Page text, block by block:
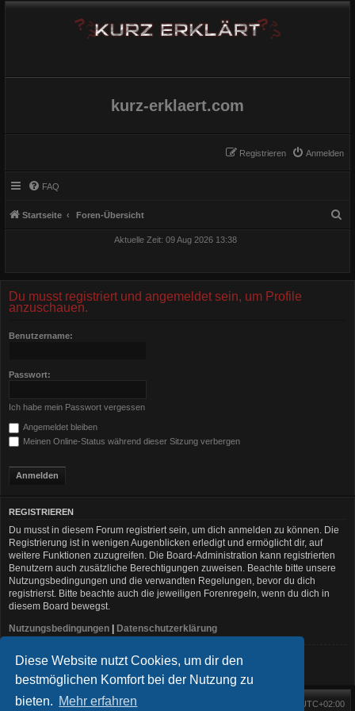
Diese Website nutzt Cookies, um dir den
bestmöglichen Komfort bei der Nutzung zu
bieten. Mehr erfahren
kurz-erklaert.com
Anmelden
Registrieren
FAQ
Startseite Foren-Übersicht
Aktuelle Zeit: 09 Aug 2026 13:38
Du musst registriert und angemeldet sein, um Profile
anzuschauen.
Benutzername:
Passwort:
Ich habe mein Passwort vergessen
Angemeldet bleiben
Meinen Online-Status während dieser Sitzung verbergen
REGISTRIEREN
Du musst in diesem Forum registriert sein, um dich anmelden zu können. Die
Registrierung ist in wenigen Augenblicken erledigt und ermöglicht dir, auf
weitere Funktionen zuzugreifen. Die Board-Administration kann registrierten
Benutzern auch zusätzliche Berechtigungen zuweisen. Beachte bitte unsere
Nutzungsbedingungen und die verwandten Regelungen, bevor du dich
registrierst. Bitte beachte auch die jeweiligen Forenregeln, wenn du dich in
diesem Board bewegst.
Nutzungsbedingungen | Datenschutzerklärung
Registrieren
Startseite Foren-Übersicht UTC+02:00